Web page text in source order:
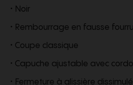
• Noir
• Rembourrage en fausse
• Coupe classique
• Capuche ajustable avec
• Fermeture à glissière